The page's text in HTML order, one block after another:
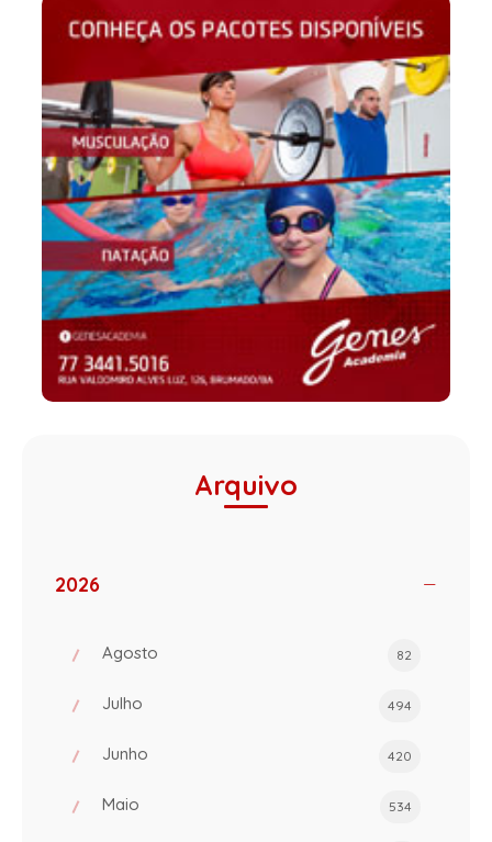
Arquivo
2026
Agosto 82
Julho 494
Junho 420
Maio 534